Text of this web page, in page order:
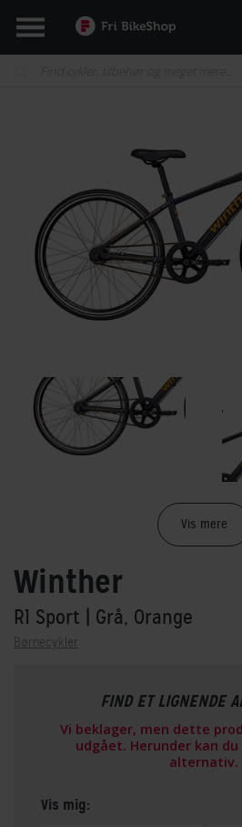
Vis mere
Winther
R1 Sport | Grå, Orange
Børnecykler
FIND ET LIGNENDE
Vi beklager, men dette
udgået. Herunder kan
alternativ.
Vis mig: